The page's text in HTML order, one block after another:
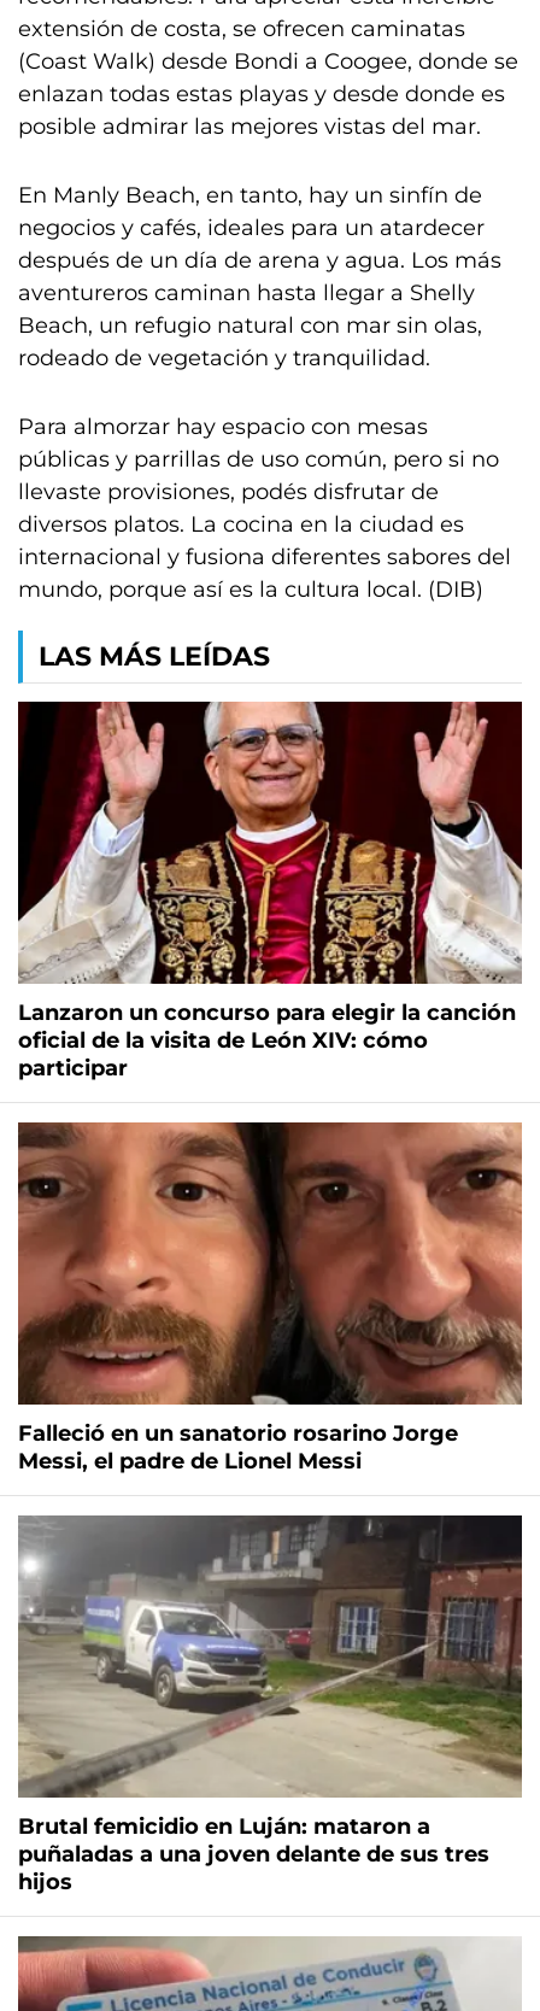
extensión de costa, se ofrecen caminatas
(Coast Walk) desde Bondi a Coogee, donde se
enlazan todas estas playas y desde donde es
posible admirar las mejores vistas del mar.
En Manly Beach, en tanto, hay un sinfín de
negocios y cafés, ideales para un atardecer
después de un día de arena y agua. Los más
aventureros caminan hasta llegar a Shelly
Beach, un refugio natural con mar sin olas,
rodeado de vegetación y tranquilidad.
Para almorzar hay espacio con mesas
públicas y parrillas de uso común, pero si no
llevaste provisiones, podés disfrutar de
diversos platos. La cocina en la ciudad es
internacional y fusiona diferentes sabores del
mundo, porque así es la cultura local. (DIB)
LAS MÁS LEÍDAS
Lanzaron un concurso para elegir la canción
oficial de la visita de León XIV: cómo
participar
Falleció en un sanatorio rosarino Jorge
Messi, el padre de Lionel Messi
Brutal femicidio en Luján: mataron a
puñaladas a una joven delante de sus tres
hijos